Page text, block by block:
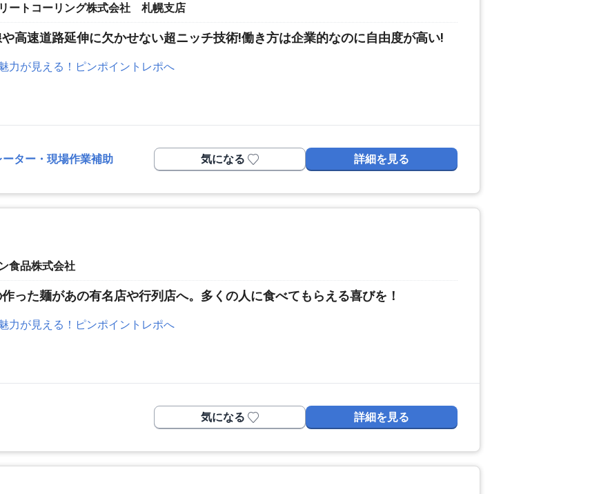
ートコーリング株式会社 札幌支店
高速道路延伸に欠かせない超ニッチ技術!働き方は企業的なのに自由度が高い!
力が見える！ピンポイントレポへ
ター・現場作業補助 気になる 詳細を見る
食品株式会社
った麺があの有名店や行列店へ。多くの人に食べてもらえる喜びを！
力が見える！ピンポイントレポへ
気になる 詳細を見る